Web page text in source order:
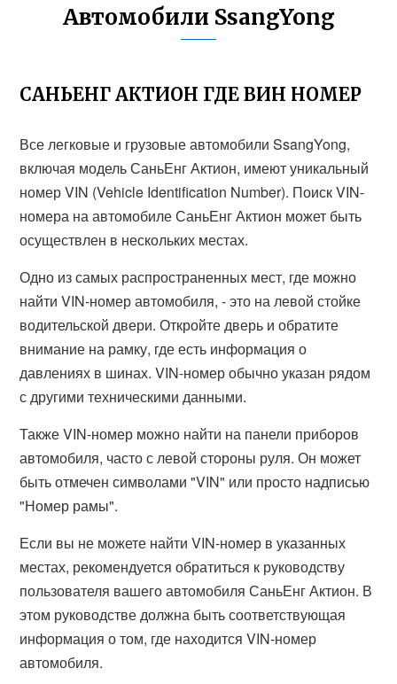
Автомобили SsangYong
САНЬЕНГ АКТИОН ГДЕ ВИН НОМЕР
Все легковые и грузовые автомобили SsangYong,
включая модель СаньЕнг Актион, имеют уникальный
номер VIN (Vehicle Identification Number). Поиск VIN-
номера на автомобиле СаньЕнг Актион может быть
осуществлен в нескольких местах.
Одно из самых распространенных мест, где можно
найти VIN-номер автомобиля, - это на левой стойке
водительской двери. Откройте дверь и обратите
внимание на рамку, где есть информация о
давлениях в шинах. VIN-номер обычно указан рядом
с другими техническими данными.
Также VIN-номер можно найти на панели приборов
автомобиля, часто с левой стороны руля. Он может
быть отмечен символами "VIN" или просто надписью
"Номер рамы".
Если вы не можете найти VIN-номер в указанных
местах, рекомендуется обратиться к руководству
пользователя вашего автомобиля СаньЕнг Актион. В
этом руководстве должна быть соответствующая
информация о том, где находится VIN-номер
автомобиля.